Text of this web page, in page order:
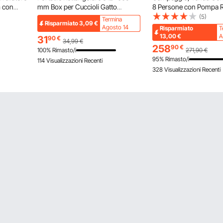
con
e
da
mm Box per Cuccioli Gatto
Coniglio Pieghevole in Tessuto
Oxford 600D, Cerniera
Impermeabile Esterno Interno da
Campeggio Viaggio Attività
all'Aperto
Risparmiato3,09€
Termina
Agosto 14
3190€ 34,99 €
100% Rimasto/i
114 Visualizzazioni Recenti
8 Persone con Pompa
Tubo Aria in TPU e 4
Rete, Portatile,
Borsa Trasporto,
Escursionismo
(5)
Risparmiato
13,00€
25890€ 271,90 €
95% Rimasto/i
328 Visualizzazioni Recenti